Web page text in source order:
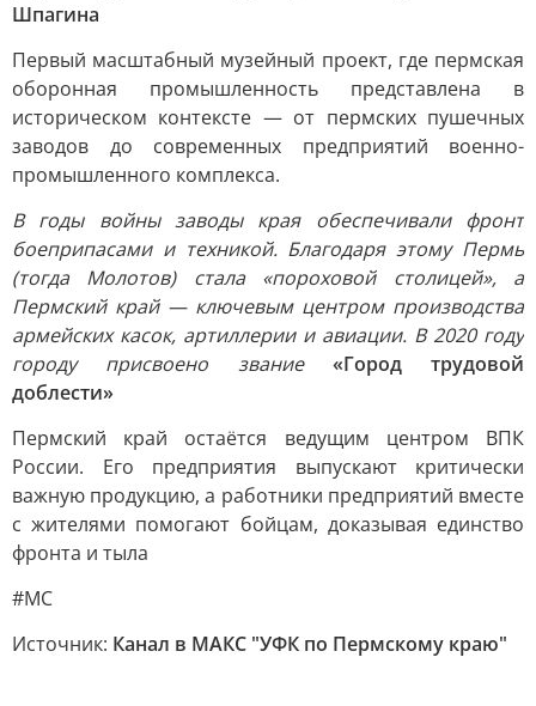
Шпагина
Первый масштабный музейный проект, где пермская
оборонная промышленность представлена в
историческом контексте — от пермских пушечных
заводов до современных предприятий военно-
промышленного комплекса.
В годы войны заводы края обеспечивали фронт
боеприпасами и техникой. Благодаря этому Пермь
(тогда Молотов) стала «пороховой столицей», а
Пермский край — ключевым центром производства
армейских касок, артиллерии и авиации. В 2020 году
городу присвоено звание«Город трудовой
доблести»
Пермский край остаётся ведущим центром ВПК
России. Его предприятия выпускают критически
важную продукцию, а работники предприятий вместе
с жителями помогают бойцам, доказывая единство
фронта и тыла
#МС
Источник: Канал в МАКС "УФК по Пермскому краю"